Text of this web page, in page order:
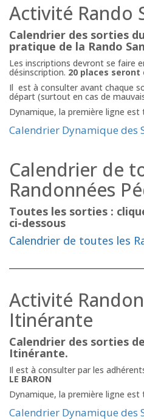
Activité Rando
Calendrier des sorties
pratique de la Rando
Les inscriptions devront se faire
désinscription. 20 places seront
Il est à consulter avant chaque
départ (surtout en cas de
Dynamique, la première ligne
Calendrier Dynamique des
Calendrier de
Randonnées
Toutes les sorties :
ci-dessous
Calendrier de toutes les
Activité
Itinérante
Calendrier des sorties
Itinérante.
Il est à consulter par les
LE BARON
Dynamique, la première ligne
Calendrier Dynamique des